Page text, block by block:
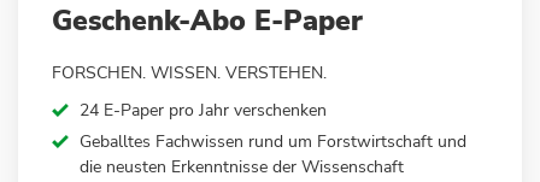
Anfang
Bildergalerie
springen
Geschenk-Abo E-Paper
FORSCHEN. WISSEN. VERSTEHEN.
24 E-Paper pro Jahr verschenken
Geballtes Fachwissen rund um Forstwirtschaft und
die neusten Erkenntnisse der Wissenschaft